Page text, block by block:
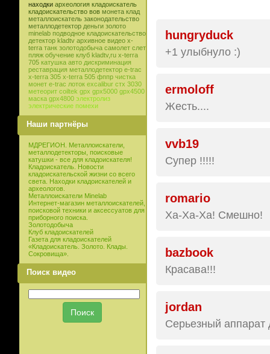
находки археология кладоискатель
кладоискательство вов монета клад
металлоискатель законодательство
металлодетектор деньги золото
minelab подводное кладоискательство
детектор kladtv архивное видео x-
terra танк золотодобыча самолет слет
пляж обучение клуб kladtv,ru x-terra
705 катушка авто дискриминация
реставрация металлодетектор e-trac
x-terra 305 x-terra 505 фппр чистка
монет e-trac лоток excalibur стх 3030
метеорит coiltek gpx gpx5000 gpx4500
маска gpx4800 электролиз
электрические помехи
Наши партнёры
МДРЕГИОН. Металлоискатели,
металлодетекторы, поисковые
катушки - все для кладоискателя!
Кладоискатель. Новости
кладоискательской жизни со всего
света. Находки кладоискателей и
археологов.
Металлоискатели Minelab
Интернет-магазин металлоискателей,
поисковой техники и аксессуатов для
приборного поиска.
Золотодобыча
Клуб кладоискателей
Газета для кладоискателей
«Кладоискатель. Золото. Клады.
Сокровища».
Поиск видео
hungryduck
+1 улыбнуло :)
ermoloff
Жесть....
vvb19
Супер !!!!!
romario
Ха-Ха-Ха! Смешно!
bazbook
Красава!!!
jordan
Серьезный аппарат